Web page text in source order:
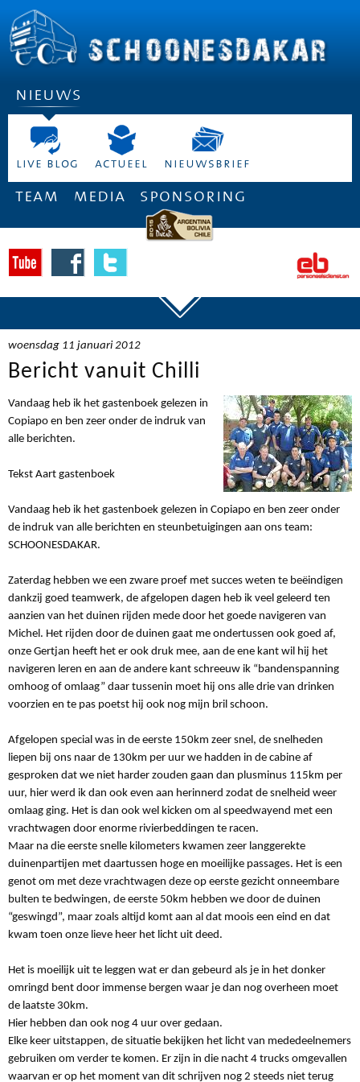
nieuws
live blog actueel nieuwsbrief
team media sponsoring
woensdag 11 januari 2012
Bericht vanuit Chilli
Vandaag heb ik het gastenboek gelezen in
Copiapo en ben zeer onder de indruk van
alle berichten.
Tekst Aart gastenboek
Vandaag heb ik het gastenboek gelezen in Copiapo en ben zeer onder
de indruk van alle berichten en steunbetuigingen aan ons team:
SCHOONESDAKAR.
Zaterdag hebben we een zware proef met succes weten te beëindigen
dankzij goed teamwerk, de afgelopen dagen heb ik veel geleerd ten
aanzien van het duinen rijden mede door het goede navigeren van
Michel. Het rijden door de duinen gaat me ondertussen ook goed af,
onze Gertjan heeft het er ook druk mee, aan de ene kant wil hij het
navigeren leren en aan de andere kant schreeuw ik “bandenspanning
omhoog of omlaag” daar tussenin moet hij ons alle drie van drinken
voorzien en te pas poetst hij ook nog mijn bril schoon.
Afgelopen special was in de eerste 150km zeer snel, de snelheden
liepen bij ons naar de 130km per uur we hadden in de cabine af
gesproken dat we niet harder zouden gaan dan plusminus 115km per
uur, hier werd ik dan ook even aan herinnerd zodat de snelheid weer
omlaag ging. Het is dan ook wel kicken om al speedwayend met een
vrachtwagen door enorme rivierbeddingen te racen.
Maar na die eerste snelle kilometers kwamen zeer langgerekte
duinenpartijen met daartussen hoge en moeilijke passages. Het is een
genot om met deze vrachtwagen deze op eerste gezicht onneembare
bulten te bedwingen, de eerste 50km hebben we door de duinen
“geswingd”, maar zoals altijd komt aan al dat moois een eind en dat
kwam toen onze lieve heer het licht uit deed.
Het is moeilijk uit te leggen wat er dan gebeurd als je in het donker
omringd bent door immense bergen waar je dan nog overheen moet
de laatste 30km.
Hier hebben dan ook nog 4 uur over gedaan.
Elke keer uitstappen, de situatie bekijken het licht van mededeelnemers
gebruiken om verder te komen. Er zijn in die nacht 4 trucks omgevallen
waarvan er op het moment van dit schrijven nog 2 steeds niet terug